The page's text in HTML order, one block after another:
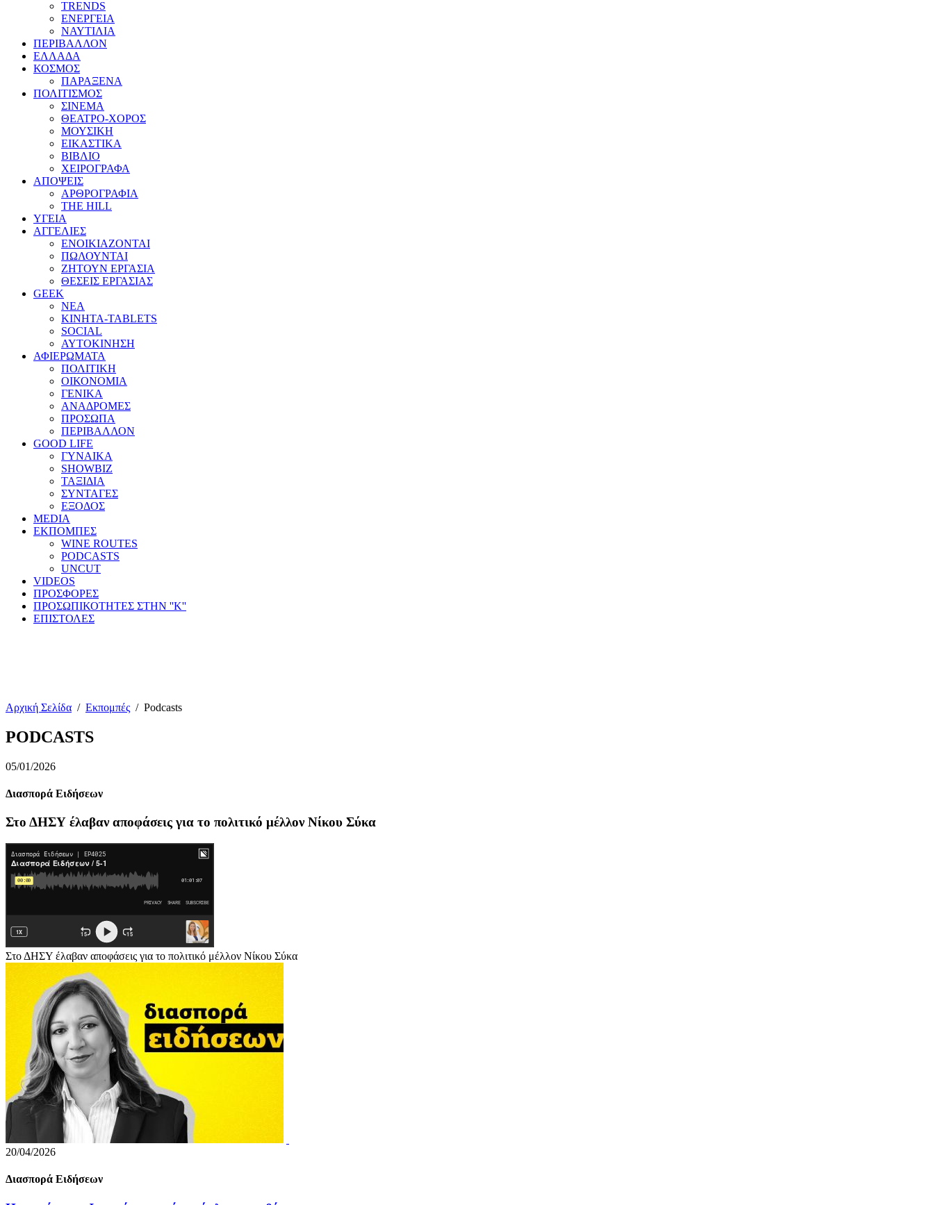
TRENDS
ΕΝΕΡΓΕΙΑ
ΝΑΥΤΙΛΙΑ
ΠΕΡΙΒΑΛΛΟΝ
ΕΛΛΑΔΑ
ΚΟΣΜΟΣ
ΠΑΡΑΞΕΝΑ
ΠΟΛΙΤΙΣΜΟΣ
ΣΙΝΕΜΑ
ΘΕΑΤΡΟ-ΧΟΡΟΣ
ΜΟΥΣΙΚΗ
ΕΙΚΑΣΤΙΚΑ
ΒΙΒΛΙΟ
ΧΕΙΡΟΓΡΑΦΑ
ΑΠΟΨΕΙΣ
ΑΡΘΡΟΓΡΑΦΙΑ
THE HILL
ΥΓΕΙΑ
ΑΓΓΕΛΙΕΣ
ΕΝΟΙΚΙΑΖΟΝΤΑΙ
ΠΩΛΟΥΝΤΑΙ
ΖΗΤΟΥΝ ΕΡΓΑΣΙΑ
ΘΕΣΕΙΣ ΕΡΓΑΣΙΑΣ
GEEK
ΝΕΑ
ΚΙΝΗΤΑ-TABLETS
SOCIAL
ΑΥΤΟΚΙΝΗΣΗ
ΑΦΙΕΡΩΜΑΤΑ
ΠΟΛΙΤΙΚΗ
ΟΙΚΟΝΟΜΙΑ
ΓΕΝΙΚΑ
ΑΝΑΔΡΟΜΕΣ
ΠΡΟΣΩΠΑ
ΠΕΡΙΒΑΛΛΟΝ
GOOD LIFE
ΓΥΝΑΙΚΑ
SHOWBIZ
ΤΑΞΙΔΙΑ
ΣΥΝΤΑΓΕΣ
ΕΞΟΔΟΣ
MEDIA
ΕΚΠΟΜΠΕΣ
WINE ROUTES
PODCASTS
UNCUT
VIDEOS
ΠΡΟΣΦΟΡΕΣ
ΠΡΟΣΩΠΙΚΟΤΗΤΕΣ ΣΤΗΝ ''Κ''
ΕΠΙΣΤΟΛΕΣ
Αρχική Σελίδα / Εκπομπές / Podcasts
PODCASTS
05/01/2026
Διασπορά Ειδήσεων
Στο ΔΗΣΥ έλαβαν αποφάσεις για το πολιτικό μέλλον Νίκου Σύκα
Στο ΔΗΣΥ έλαβαν αποφάσεις για το πολιτικό μέλλον Νίκου Σύκα
20/04/2026
Διασπορά Ειδήσεων